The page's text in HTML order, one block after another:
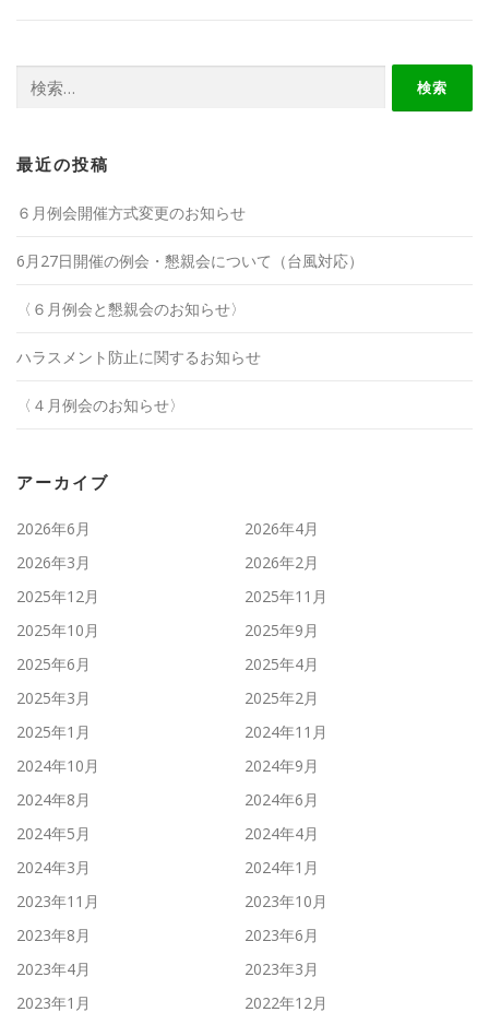
索:
最近の投稿
６月例会開催方式変更のお知らせ
6月27日開催の例会・懇親会について（台風対応）
〈６月例会と懇親会のお知らせ〉
ハラスメント防止に関するお知らせ
〈４月例会のお知らせ〉
アーカイブ
2026年6月
2026年4月
2026年3月
2026年2月
2025年12月
2025年11月
2025年10月
2025年9月
2025年6月
2025年4月
2025年3月
2025年2月
2025年1月
2024年11月
2024年10月
2024年9月
2024年8月
2024年6月
2024年5月
2024年4月
2024年3月
2024年1月
2023年11月
2023年10月
2023年8月
2023年6月
2023年4月
2023年3月
2023年1月
2022年12月